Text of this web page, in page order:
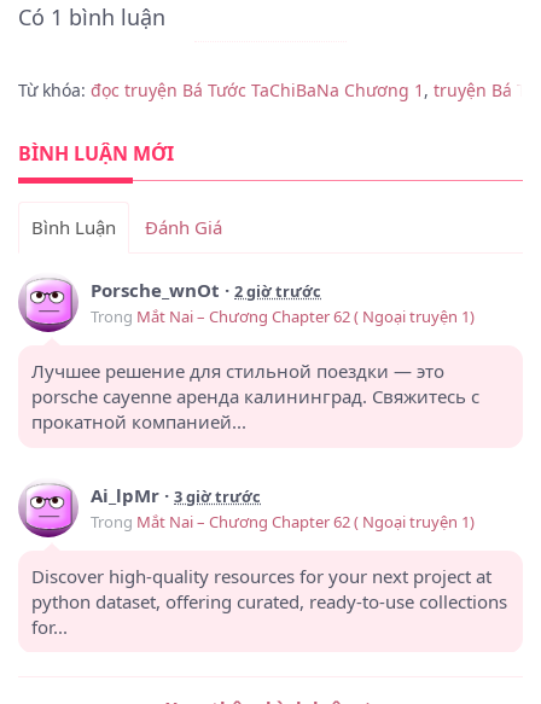
Có 1 bình luận
Từ khóa: đọc truyện Bá Tước TaChiBaNa Chương 1 , truyện Bá
BÌNH LUẬN MỚI
Bình Luận Đánh Giá
Porsche_wnOt · 2 giờ trước
Trong Mắt Nai – Chương Chapter 62 ( Ngoại truyện 1)
Лучшее решение для стильной поездки — это
porsche cayenne аренда калининград. Свяжитесь с
прокатной компанией...
Ai_lpMr · 3 giờ trước
Trong Mắt Nai – Chương Chapter 62 ( Ngoại truyện 1)
Discover high-quality resources for your next project at
python dataset, offering curated, ready-to-use collections
for...